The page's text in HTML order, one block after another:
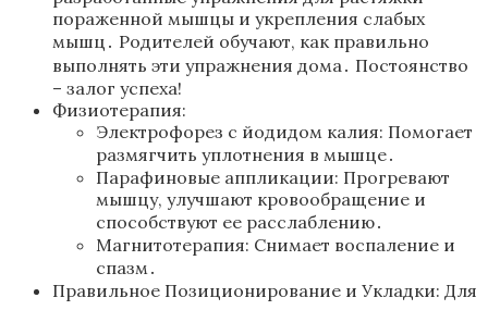
пораженной мышцы и укрепления слабых
мышц․ Родителей обучают, как правильно
выполнять эти упражнения дома․ Постоянство
– залог успеха!
Физиотерапия:
Электрофорез с йодидом калия: Помогает
размягчить уплотнения в мышце․
Парафиновые аппликации: Прогревают
мышцу, улучшают кровообращение и
способствуют ее расслаблению․
Магнитотерапия: Снимает воспаление и
спазм․
Правильное Позиционирование и Укладки: Для